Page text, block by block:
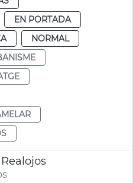
EN PORTADA
NORMAL